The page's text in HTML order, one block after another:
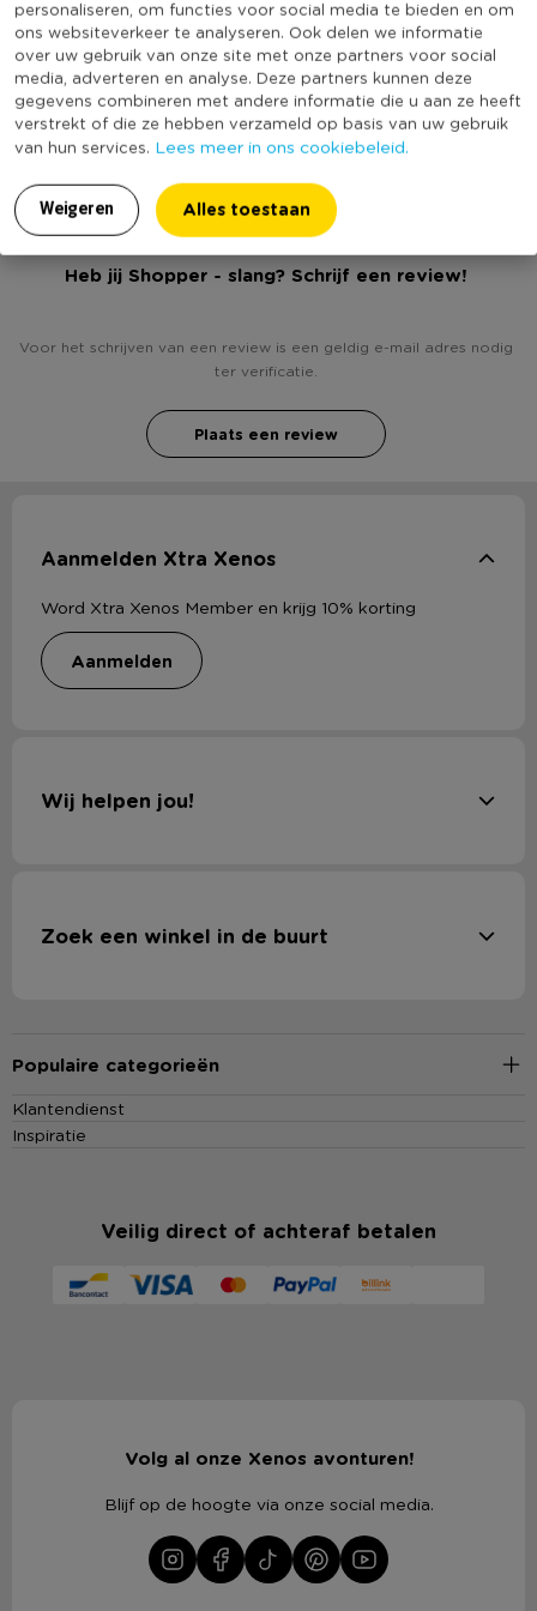
personaliseren, om functies voor social media te bieden en om
ons websiteverkeer te analyseren. Ook delen we informatie
over uw gebruik van onze site met onze partners voor social
media, adverteren en analyse. Deze partners kunnen deze
gegevens combineren met andere informatie die u aan ze heeft
verstrekt of die ze hebben verzameld op basis van uw gebruik
van hun services. Lees meer in ons cookiebeleid.
Weigeren Alles toestaan
Producthoogte (cm)
45
Kleur
Multikleur
Productlengte (cm)
16
Duurzaamheidsscore
(Nog) geen score
bekend
Heb jij Shopper - slang? Schrijf een review!
Voor het schrijven van een review is een geldig e-mail adres nodig
ter verificatie.
Plaats een review
Aanmelden Xtra Xenos
Word Xtra Xenos Member en krijg 10% korting
aanmelden
Wij helpen jou!
Zoek een winkel in de buurt
Populaire categorieën
Klantendienst
Inspiratie
Veilig direct of achteraf betalen
Volg al onze Xenos avonturen!
Blijf op de hoogte via onze social media.